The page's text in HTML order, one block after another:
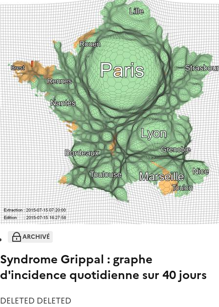
ARCHIVÉ
Syndrome Grippal : graphe
d'incidence quotidienne sur 40 jours
DELETED DELETED